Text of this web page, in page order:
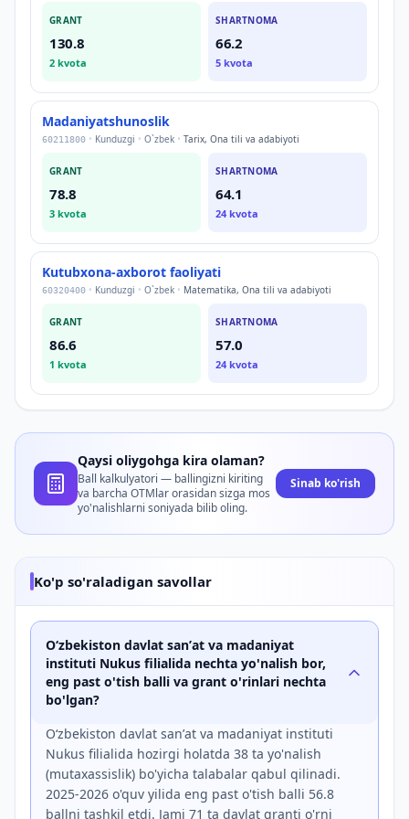
GRANT
130.8
2 kvota
SHARTNOMA
66.2
5 kvota
Madaniyatshunoslik
60211800 • Kunduzgi • O`zbek • Tarix, Ona tili va adabiyoti
GRANT
78.8
3 kvota
SHARTNOMA
64.1
24 kvota
Kutubxona-axborot faoliyati
60320400 • Kunduzgi • O`zbek • Matematika, Ona tili va adabiyoti
GRANT
86.6
1 kvota
SHARTNOMA
57.0
24 kvota
Qaysi oliygohga kira olaman?
Ball kalkulyatori — ballingizni kiriting
va barcha OTMlar orasidan sizga mos
yo'nalishlarni soniyada bilib oling.
Sinab ko'rish
Ko'p so'raladigan savollar
O‘zbekiston davlat sanʼat va madaniyat
instituti Nukus filialida nechta yo'nalish bor,
eng past o'tish balli va grant o'rinlari nechta
bo'lgan?
O‘zbekiston davlat sanʼat va madaniyat instituti
Nukus filialida hozirgi holatda 38 ta yo'nalish
(mutaxassislik) bo'yicha talabalar qabul qilinadi.
2025-2026 o'quv yilida eng past o'tish balli 56.8
ballni tashkil etdi. Jami 71 ta davlat granti o'rni